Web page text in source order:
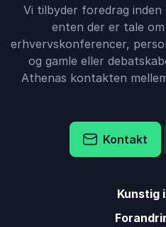
Vi tilbyder foredrag
enten der er tale
erhvervskonferencer,
og gamle eller
Athenas kontakten
Kontakt
Kunstig